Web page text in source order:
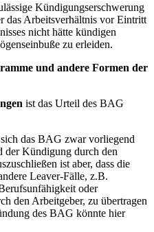
Kündigungserschwerung
das Arbeitsverhältnis vor Eintritt
nicht hätte kündigen
zu erleiden.
und andere Formen der
ist das Urteil des BAG
das BAG zwar vorliegend
der Kündigung durch den
ist aber, dass die
Leaver-Fälle, z.B.
oder
den Arbeitgeber, zu übertragen
des BAG könnte hier